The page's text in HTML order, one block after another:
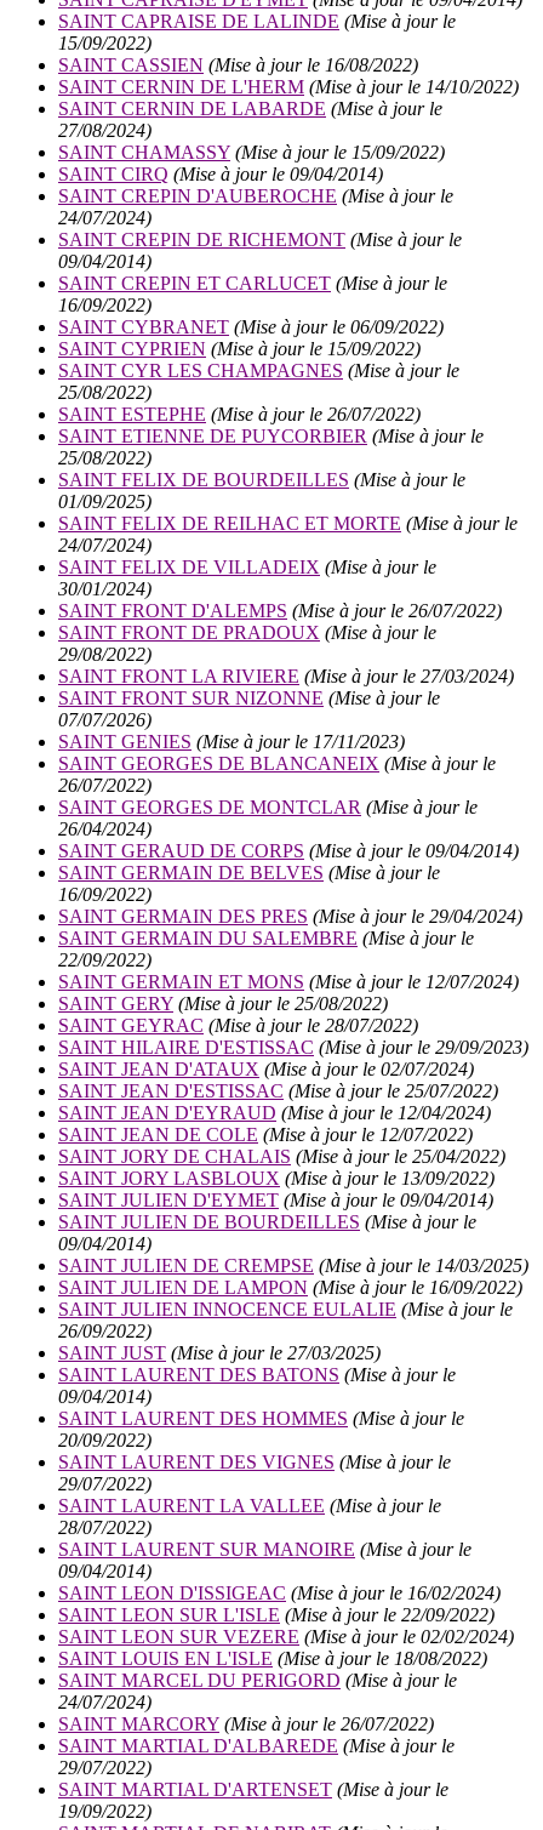
SAINT CAPRAISE DE LALINDE (Mise à jour le
15/09/2022)
SAINT CASSIEN (Mise à jour le 16/08/2022)
SAINT CERNIN DE L'HERM (Mise à jour le 14/10/2022)
SAINT CERNIN DE LABARDE (Mise à jour le
27/08/2024)
SAINT CHAMASSY (Mise à jour le 15/09/2022)
SAINT CIRQ (Mise à jour le 09/04/2014)
SAINT CREPIN D'AUBEROCHE (Mise à jour le
24/07/2024)
SAINT CREPIN DE RICHEMONT (Mise à jour le
09/04/2014)
SAINT CREPIN ET CARLUCET (Mise à jour le
16/09/2022)
SAINT CYBRANET (Mise à jour le 06/09/2022)
SAINT CYPRIEN (Mise à jour le 15/09/2022)
SAINT CYR LES CHAMPAGNES (Mise à jour le
25/08/2022)
SAINT ESTEPHE (Mise à jour le 26/07/2022)
SAINT ETIENNE DE PUYCORBIER (Mise à jour le
25/08/2022)
SAINT FELIX DE BOURDEILLES (Mise à jour le
01/09/2025)
SAINT FELIX DE REILHAC ET MORTE (Mise à jour le
24/07/2024)
SAINT FELIX DE VILLADEIX (Mise à jour le
30/01/2024)
SAINT FRONT D'ALEMPS (Mise à jour le 26/07/2022)
SAINT FRONT DE PRADOUX (Mise à jour le
29/08/2022)
SAINT FRONT LA RIVIERE (Mise à jour le 27/03/2024)
SAINT FRONT SUR NIZONNE (Mise à jour le
07/07/2026)
SAINT GENIES (Mise à jour le 17/11/2023)
SAINT GEORGES DE BLANCANEIX (Mise à jour le
26/07/2022)
SAINT GEORGES DE MONTCLAR (Mise à jour le
26/04/2024)
SAINT GERAUD DE CORPS (Mise à jour le 09/04/2014)
SAINT GERMAIN DE BELVES (Mise à jour le
16/09/2022)
SAINT GERMAIN DES PRES (Mise à jour le 29/04/2024)
SAINT GERMAIN DU SALEMBRE (Mise à jour le
22/09/2022)
SAINT GERMAIN ET MONS (Mise à jour le 12/07/2024)
SAINT GERY (Mise à jour le 25/08/2022)
SAINT GEYRAC (Mise à jour le 28/07/2022)
SAINT HILAIRE D'ESTISSAC (Mise à jour le 29/09/2023)
SAINT JEAN D'ATAUX (Mise à jour le 02/07/2024)
SAINT JEAN D'ESTISSAC (Mise à jour le 25/07/2022)
SAINT JEAN D'EYRAUD (Mise à jour le 12/04/2024)
SAINT JEAN DE COLE (Mise à jour le 12/07/2022)
SAINT JORY DE CHALAIS (Mise à jour le 25/04/2022)
SAINT JORY LASBLOUX (Mise à jour le 13/09/2022)
SAINT JULIEN D'EYMET (Mise à jour le 09/04/2014)
SAINT JULIEN DE BOURDEILLES (Mise à jour le
09/04/2014)
SAINT JULIEN DE CREMPSE (Mise à jour le 14/03/2025)
SAINT JULIEN DE LAMPON (Mise à jour le 16/09/2022)
SAINT JULIEN INNOCENCE EULALIE (Mise à jour le
26/09/2022)
SAINT JUST (Mise à jour le 27/03/2025)
SAINT LAURENT DES BATONS (Mise à jour le
09/04/2014)
SAINT LAURENT DES HOMMES (Mise à jour le
20/09/2022)
SAINT LAURENT DES VIGNES (Mise à jour le
29/07/2022)
SAINT LAURENT LA VALLEE (Mise à jour le
28/07/2022)
SAINT LAURENT SUR MANOIRE (Mise à jour le
09/04/2014)
SAINT LEON D'ISSIGEAC (Mise à jour le 16/02/2024)
SAINT LEON SUR L'ISLE (Mise à jour le 22/09/2022)
SAINT LEON SUR VEZERE (Mise à jour le 02/02/2024)
SAINT LOUIS EN L'ISLE (Mise à jour le 18/08/2022)
SAINT MARCEL DU PERIGORD (Mise à jour le
24/07/2024)
SAINT MARCORY (Mise à jour le 26/07/2022)
SAINT MARTIAL D'ALBAREDE (Mise à jour le
29/07/2022)
SAINT MARTIAL D'ARTENSET (Mise à jour le
19/09/2022)